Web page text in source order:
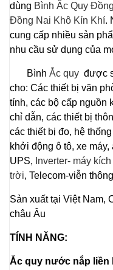
dùng Bình Ắc Quy
Đồng Nai Khô Kín Khí.
cung cấp nhiều sản
nhu cầu sử dụng của
Bình Ắc quy được
cho: Các thiết bị văn
tính, các bộ cấp nguồn
chỉ dẫn, các thiết bị
các thiết bị đo, hệ
khởi động ô tô, xe
UPS, Inverter- máy
trời, Telecom-viễn
Sản xuất tại Việt Nam,
châu Âu
TÍNH NĂNG:
Ắc quy nước nắp